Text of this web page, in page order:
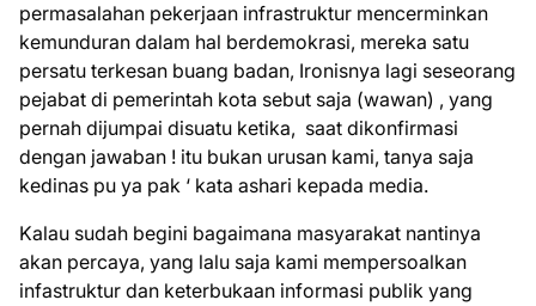
permasalahan pekerjaan infrastruktur mencerminkan
kemunduran dalam hal berdemokrasi, mereka satu
persatu terkesan buang badan, Ironisnya lagi seseorang
pejabat di pemerintah kota sebut saja (wawan) , yang
pernah dijumpai disuatu ketika, saat dikonfirmasi
dengan jawaban ! itu bukan urusan kami, tanya saja
kedinas pu ya pak ‘ kata ashari kepada media.
Kalau sudah begini bagaimana masyarakat nantinya
akan percaya, yang lalu saja kami mempersoalkan
infastruktur dan keterbukaan informasi publik yang